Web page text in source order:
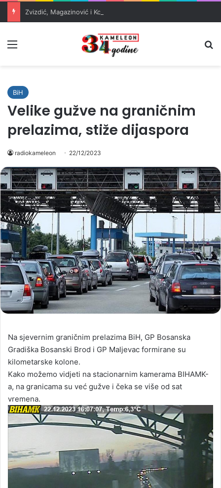
BiH
Velike gužve na graničnim
prelazima, stiže dijaspora
radiokameleon 22/12/2023
Na sjevernim graničnim prelazima BiH, GP Bosanska
Gradiška Bosanski Brod i GP Maljevac formirane su
kilometarske kolone.
Kako možemo vidjeti na stacionarnim kamerama BIHAMK-
a, na granicama su već gužve i čeka se više od sat
vremena.